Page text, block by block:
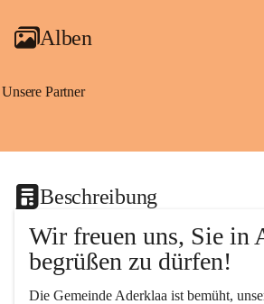
Alben
Unsere Partner
Beschreibung
Wir freuen uns, Sie in
begrüßen zu dürfen!
Die Gemeinde Aderklaa ist bemüht,